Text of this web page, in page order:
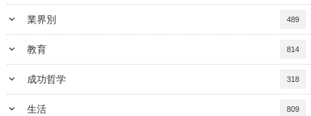
keyboard_arrow_down 業界別 489
keyboard_arrow_down 教育 814
keyboard_arrow_down 成功哲学 318
keyboard_arrow_down 生活 809